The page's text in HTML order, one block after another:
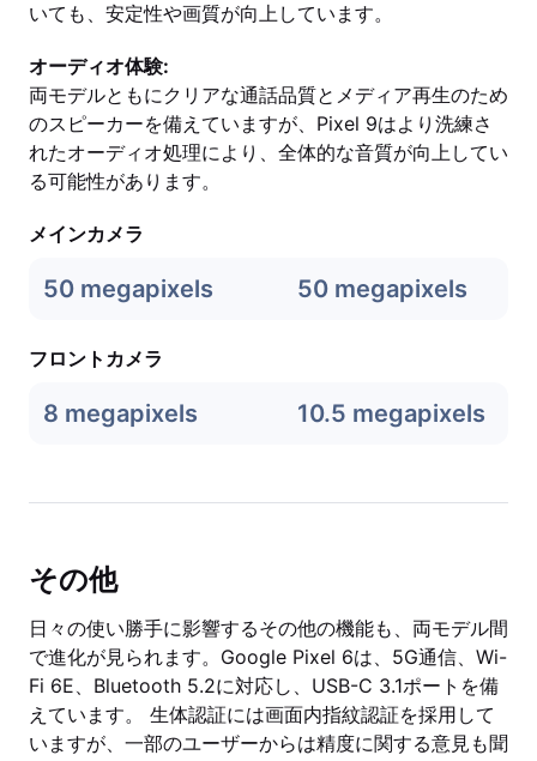
いても、安定性や画質が向上しています。
オーディオ体験:
両モデルともにクリアな通話品質とメディア再生のため
のスピーカーを備えていますが、Pixel 9はより洗練さ
れたオーディオ処理により、全体的な音質が向上してい
る可能性があります。
メインカメラ
50 megapixels 50 megapixels
フロントカメラ
8 megapixels 10.5 megapixels
その他
日々の使い勝手に影響するその他の機能も、両モデル間
で進化が見られます。Google Pixel 6は、5G通信、Wi-
Fi 6E、Bluetooth 5.2に対応し、USB-C 3.1ポートを備
えています。 生体認証には画面内指紋認証を採用して
いますが、一部のユーザーからは精度に関する意見も聞